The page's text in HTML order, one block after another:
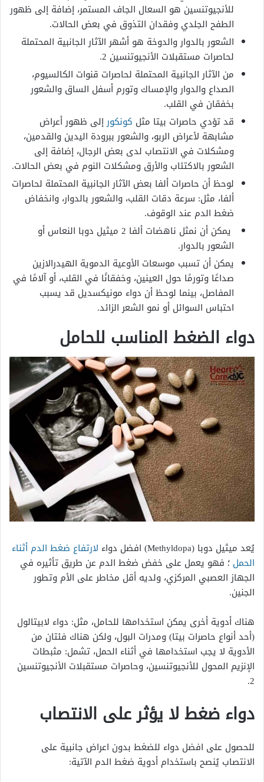
للأنجيوتنسين هو السعال الجاف المستمر، إضافة إلى ظهور
الطفح الجلدي وفقدان التذوق في بعض الحالات.
الشعور بالدوار والدوخة هو أشهر الآثار الجانبية المحتملة
لحاصرات مستقبلات الأنجيوتنسين 2.
من الآثار الجانبية المحتملة لحاصرات قنوات الكالسيوم،
الصداع والدوار والإمساك وتورم أسفل الساق والشعور
بخفقان في القلب.
قد تؤدي حاصرات بيتا مثل كونكورإلى ظهور أعراض
مشابهة لأعراض الربو، والشعور ببرودة اليدين والقدمين،
ومشكلات في الانتصاب لدى بعض الرجال، إضافة إلى
الشعور بالاكتئاب والأرق ومشكلات النوم في بعض الحالات.
لوحظ أن حاصرات ألفا بعض الآثار الجانبية المحتملة لحاصرات
ألفا، مثل: سرعة دقات القلب، والشعور بالدوار، وانخفاض
ضغط الدم عند الوقوف.
يمكن أن نمثل ناهضات ألفا 2 ميثيل دوبا النعاس أو
الشعور بالدوار.
يمكن أن تسبب موسعات الأوعية الدموية الهيدرالازين
صداعًا وتورمًا حول العينين، وخفقانًا في القلب، أو آلامًا في
المفاصل، بينما لوحظ أن دواء مونيكسديل قد يسبب
احتباس السوائل أو نمو الشعر الزائد.
دواء الضغط المناسب للحامل
يُعد ميثيل دوبا (Methyldopa) افضل دواء
لارتفاع ضغط الدم أثناء
الحمل ؛ فهو يعمل على خفض ضغط الدم عن طريق تأثيره في
الجهاز العصبي المركزي، ولديه أقل مخاطر على الأم وتطور
الجنين.
هناك أدوية أخرى يمكن استخدامها للحامل، مثل: دواء لابيتالول
(أحد أنواع حاصرات بيتا) ومدرات البول، ولكن هناك فئتان من
الأدوية لا يجب استخدامها في أثناء الحمل، تشمل: مثبطات
الإنزيم المحول للأنجيوتنسين، وحاصرات مستقبلات الأنجيوتنسين
2.
دواء ضغط لا يؤثر على الانتصاب
للحصول على افضل دواء للضغط بدون اعراض جانبية على
الانتصاب يُنصح باستخدام أدوية ضغط الدم الآتية: